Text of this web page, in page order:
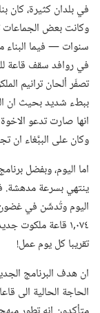
في بلدان كثيرة،‏ كان
وكانت بعض
سنوات —‏ فيما البناء
في روافد سقف قاعة
تصفّر ألحان ترانيم
ببطء شديد بحيث ان
انها صارت تدعو
وكان على الببَّغاء ان
اما اليوم،‏ وبفضل
ينتهي بسرعة مدهشة.‏
اليوم وتُدشّن في غضون
تقريبا كل يوم عمل!‏
ان هدف البرنامج
الحاجة الحالية الى